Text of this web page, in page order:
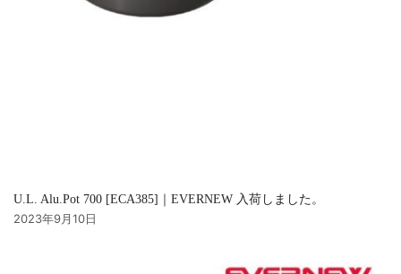
U.L. Alu.Pot 700 [ECA385]｜EVERNEW 入荷しました。
2023年9月10日